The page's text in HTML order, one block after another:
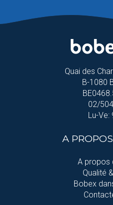
Quai des
B-1080
02/
Lu-Ve:
A
A propos
Qualité
Bobex